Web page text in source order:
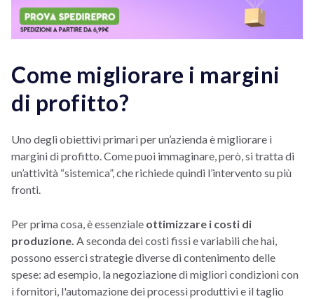
Come migliorare i margini
di profitto?
Uno degli obiettivi primari per un’azienda è migliorare i
margini di profitto. Come puoi immaginare, però, si tratta di
un’attività “sistemica”, che richiede quindi l’intervento su più
fronti.
Per prima cosa, è essenziale ottimizzare i costi di
produzione. A seconda dei costi fissi e variabili che hai,
possono esserci strategie diverse di contenimento delle
spese: ad esempio, la negoziazione di migliori condizioni con
i fornitori, l'automazione dei processi produttivi e il taglio